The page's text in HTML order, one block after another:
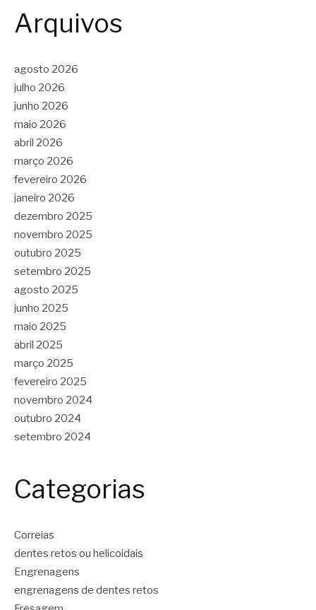
Arquivos
agosto 2026
julho 2026
junho 2026
maio 2026
abril 2026
março 2026
fevereiro 2026
janeiro 2026
dezembro 2025
novembro 2025
outubro 2025
setembro 2025
agosto 2025
junho 2025
maio 2025
abril 2025
março 2025
fevereiro 2025
novembro 2024
outubro 2024
setembro 2024
Categorias
Correias
dentes retos ou helicoidais
Engrenagens
engrenagens de dentes retos